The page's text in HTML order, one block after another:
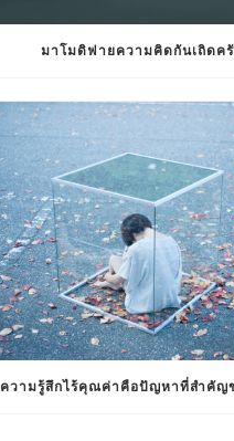
มาโมดิฟายความคิดกันเถิดค
ความรู้สึกไร้คุณค่าคือปัญหาที่สำคัญ